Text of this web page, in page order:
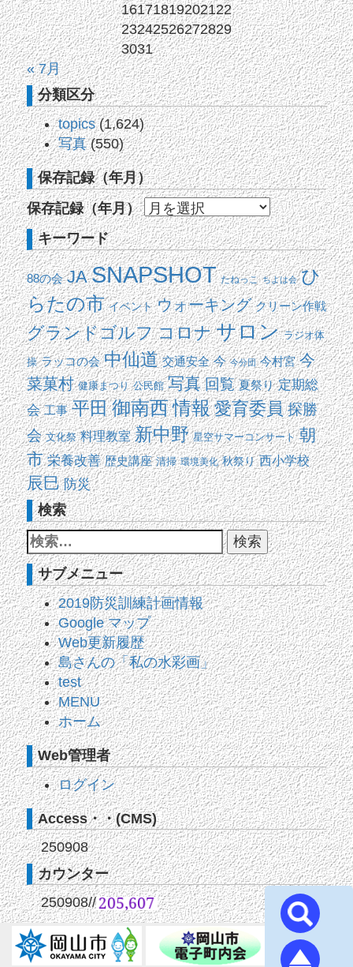
16171819202122
23242526272829
3031
« 7月
分類区分
topics(1,624)
写真(550)
保存記録（年月）
保存記録（年月）
キーワード
88の会 JA SNAPSHOT たねっこ ちよは会 ひ
らたの市 イベント ウォーキング クリーン作戦
グランドゴルフ コロナ サロン ラジオ体
操 ラッコの会 中仙道 交通安全 今 今分団 今村宮 今
菜菓村 健康まつり 公民館 写真 回覧 夏祭り 定期総
会 工事 平田御南西情報 愛育委員 探勝
会 文化祭 料理教室 新中野 星空サマーコンサート 朝
市 栄養改善 歴史講座 清掃 環境美化 秋祭り 西小学校
辰巳 防災
検索
サブメニュー
2019防災訓練計画情報
Google マップ
Web更新履歴
島さんの「私の水彩画」
test
MENU
ホーム
Web管理者
ログイン
Access・・(CMS)
250908
カウンター
250908//